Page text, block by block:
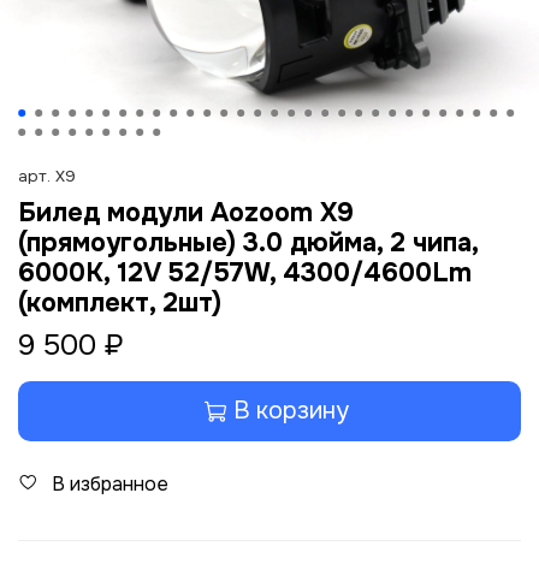
арт. X9
Билед модули Aozoom X9
(прямоугольные) 3.0 дюйма, 2 чипа,
6000K, 12V 52/57W, 4300/4600Lm
(комплект, 2шт)
9 500 ₽
В корзину
В избранное